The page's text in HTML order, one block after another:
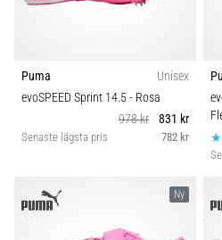
Puma
Unisex
evoSPEED Sprint 14.5- Rosa
978 kr
831 kr
Senaste lägsta pris 782 kr
Ny